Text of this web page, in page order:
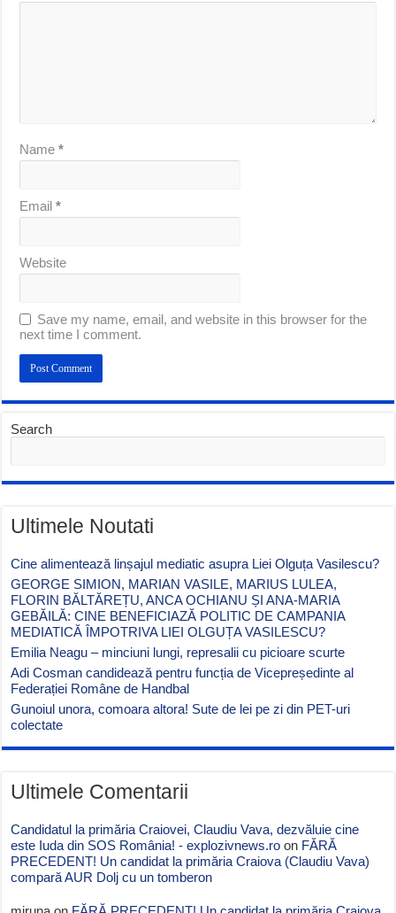
Name*
Email*
Website
Save my name, email, and website in this browser for the
next time I comment.
Search
Ultimele Noutati
Cine alimentează linșajul mediatic asupra Liei Olguța Vasilescu?
GEORGE SIMION, MARIAN VASILE, MARIUS LULEA,
FLORIN BĂLTĂREȚU, ANCA OCHIANU ȘI ANA-MARIA
GEBĂILĂ: CINE BENEFICIAZĂ POLITIC DE CAMPANIA
MEDIATICĂ ÎMPOTRIVA LIEI OLGUȚA VASILESCU?
Emilia Neagu – minciuni lungi, represalii cu picioare scurte
Adi Cosman candidează pentru funcția de Vicepreședinte al
Federației Române de Handbal
Gunoiul unora, comoara altora! Sute de lei pe zi din PET-uri
colectate
Ultimele Comentarii
Candidatul la primăria Craiovei, Claudiu Vava, dezvăluie cine
este Iuda din SOS România! - explozivnews.ro on FĂRĂ
PRECEDENT! Un candidat la primăria Craiova (Claudiu Vava)
compară AUR Dolj cu un tomberon